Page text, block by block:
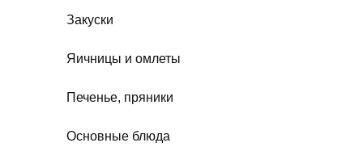
Закуски
Яичницы и омлеты
Печенье, пряники
Основные блюда